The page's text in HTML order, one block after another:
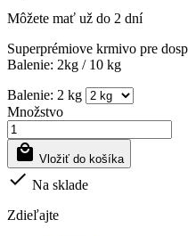
Môžete mať už do 2 dní
Superprémiove krmivo pre
Balenie: 2kg / 10 kg
Balenie: 2 kg
Množstvo
 Vložiť do košíka
 Na sklade
Zdieľajte